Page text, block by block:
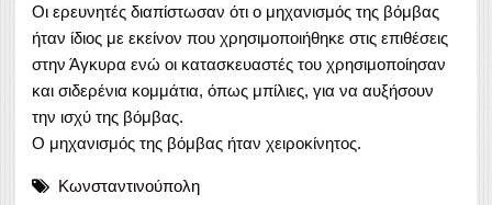
Οι ερευνητές διαπίστωσαν ότι ο μηχανισμός της βόμβας
ήταν ίδιος με εκείνον που χρησιμοποιήθηκε στις επιθέσεις
στην Άγκυρα ενώ οι κατασκευαστές του χρησιμοποίησαν
και σιδερένια κομμάτια, όπως μπίλιες, για να αυξήσουν
την ισχύ της βόμβας.
Ο μηχανισμός της βόμβας ήταν χειροκίνητος.
Κωνσταντινούπολη